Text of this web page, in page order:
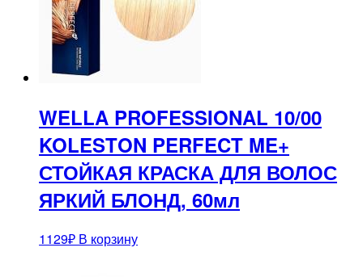
WELLA PROFESSIONAL 10/00
KOLESTON PERFECT ME+
СТОЙКАЯ КРАСКА ДЛЯ ВОЛОС
ЯРКИЙ БЛОНД, 60мл
1129₽ В корзину